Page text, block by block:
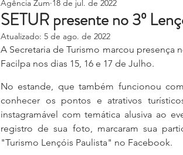
SETUR presente no 3º
Agência Zum 18 de jul. de 2022
Atualizado: 5 de ago. de 2022
A Secretaria de Turismo marcou presença
Facilpa nos dias 15, 16 e 17 de Julho.
No estande, que também funcionou
conhecer os pontos e atrativos
instagramável com temática alusiva ao
registro de sua foto, marcaram sua
"Turismo Lençóis Paulista" no Facebook.